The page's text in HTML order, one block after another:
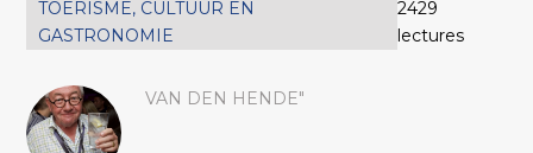
TOERISME, CULTUUR EN
GASTRONOMIE
2429
lectures
VAN DEN HENDE"